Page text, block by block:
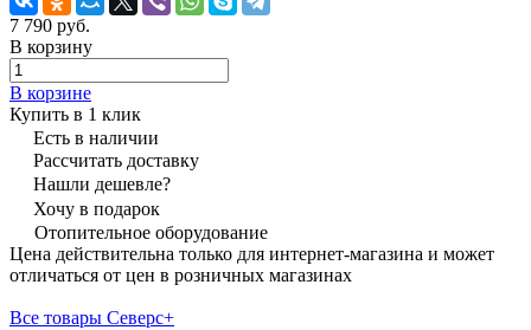
7 790 руб.
В корзину
В корзине
Купить в 1 клик
Есть в наличии
Рассчитать доставку
Нашли дешевле?
Хочу в подарок
Отопительное оборудование
Цена действительна только для интернет-магазина и может
отличаться от цен в розничных магазинах
Все товары Северс+